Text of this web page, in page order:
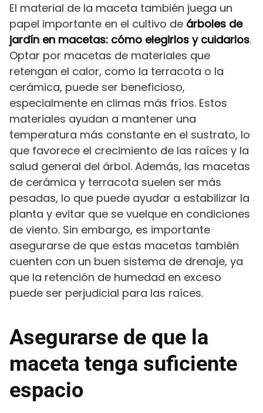
El material de la maceta también juega un
papel importante en el cultivo de árboles de
jardín en macetas: cómo elegirlos y cuidarlos.
Optar por macetas de materiales que
retengan el calor, como la terracota o la
cerámica, puede ser beneficioso,
especialmente en climas más fríos. Estos
materiales ayudan a mantener una
temperatura más constante en el sustrato, lo
que favorece el crecimiento de las raíces y la
salud general del árbol. Además, las macetas
de cerámica y terracota suelen ser más
pesadas, lo que puede ayudar a estabilizar la
planta y evitar que se vuelque en condiciones
de viento. Sin embargo, es importante
asegurarse de que estas macetas también
cuenten con un buen sistema de drenaje, ya
que la retención de humedad en exceso
puede ser perjudicial para las raíces.
Asegurarse de que la
maceta tenga suficiente
espacio